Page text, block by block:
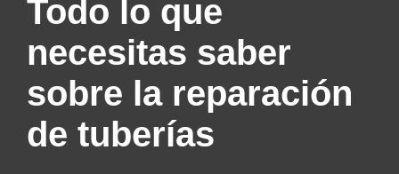
Todo lo que
necesitas saber
sobre la reparación
de tuberías